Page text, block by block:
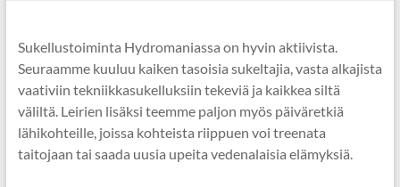
Sukellustoiminta Hydromaniassa on hyvin aktiivista.
Seuraamme kuuluu kaiken tasoisia sukeltajia, vasta alkajista
vaativiin tekniikkasukelluksiin tekeviä ja kaikkea siltä
väliltä. Leirien lisäksi teemme paljon myös päiväretkiä
lähikohteille, joissa kohteista riippuen voi treenata
taitojaan tai saada uusia upeita vedenalaisia elämyksiä.